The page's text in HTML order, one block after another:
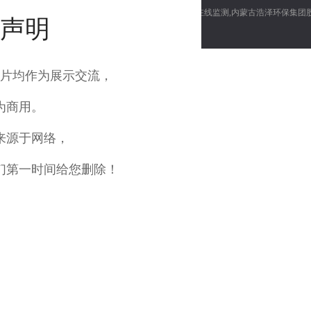
内蒙古环保设备,内蒙古污水处理,内蒙古在线监测,内蒙古浩泽环保集团
明
均作为展示交流，
用。
于网络，
一时间给您删除！